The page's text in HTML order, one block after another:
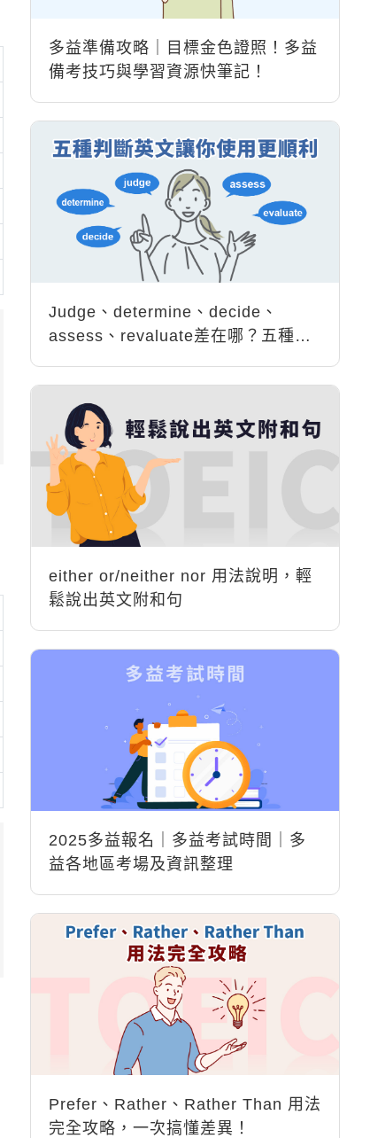
多益準備攻略｜目標金色證照！多益
備考技巧與學習資源快筆記！
Judge、determine、decide、
assess、revaluate差在哪？五種
either or/neither nor 用法說明，輕
鬆說出英文附和句
2025多益報名｜多益考試時間｜多
益各地區考場及資訊整理
Prefer、Rather、Rather Than 用法
完全攻略，一次搞懂差異！